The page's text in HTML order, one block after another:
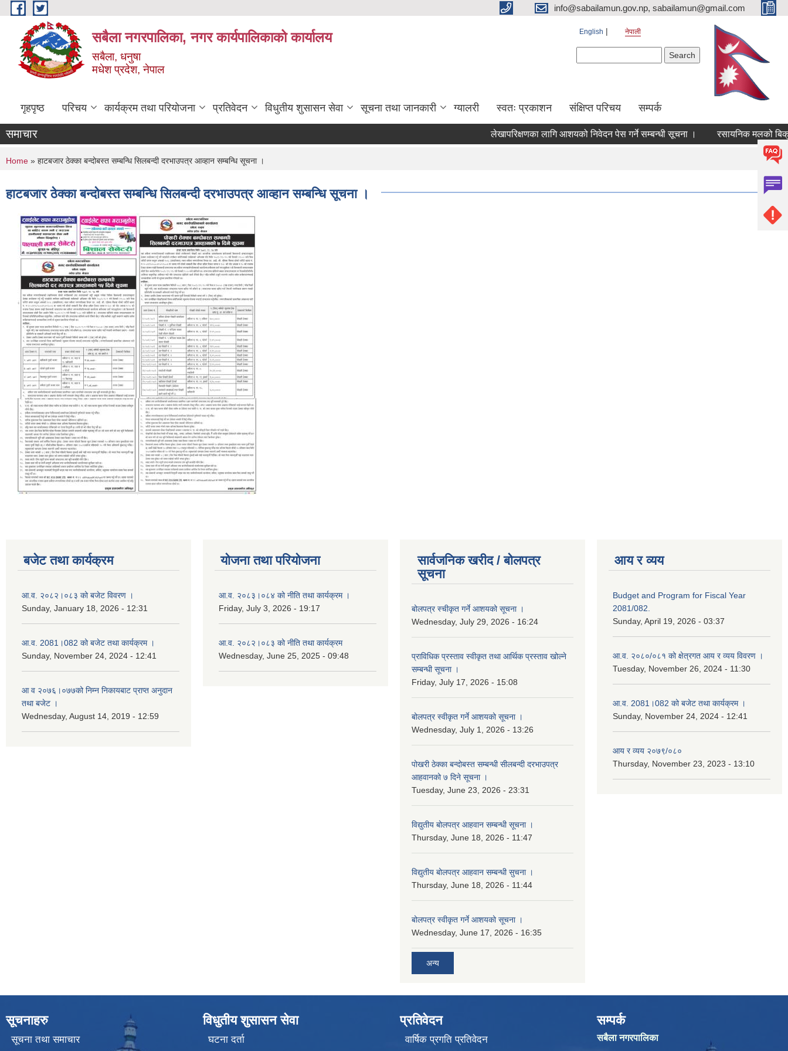
Skip to main content info@sabailamun.gov.np, sabailamun@gmail.com
सबैला नगरपालिका, नगर कार्यपालिकाको कार्यालय
सबैला, धनुषा
मधेश प्रदेश, नेपाल
English नेपाली
गृहपृष्ठ परिचय कार्यक्रम तथा परियोजना प्रतिवेदन विधुतीय शुसासन सेवा सूचना तथा जानकारी ग्यालरी स्वतः प्रकाशन संक्षिप्त परिचय सम्पर्क
समाचार लेखापरिक्षणका लागि आशयको निवेदन पेस गर्ने सम्बन्धी सूचना । रसायनिक मलको बिक्री
You are here
Home » हाटबजार ठेक्का बन्दोबस्त सम्बन्धि सिलबन्दी दरभाउपत्र आव्हान सम्बन्धि सूचना ।
हाटबजार ठेक्का बन्दोबस्त सम्बन्धि सिलबन्दी दरभाउपत्र आव्हान सम्बन्धि सूचना ।
बजेट तथा कार्यक्रम
आ.व. २०८२।०८३ को बजेट विवरण ।
Sunday, January 18, 2026 - 12:31
आ.व. 2081।082 को बजेट तथा कार्यक्रम ।
Sunday, November 24, 2024 - 12:41
आ‌ व २०७६।०७७को निम्न निकायबाट प्राप्त अनुदान
तथा बजेट ।
Wednesday, August 14, 2019 - 12:59
योजना तथा परियोजना
आ.व. २०८३।०८४ को नीति तथा कार्यक्रम ।
Friday, July 3, 2026 - 19:17
आ.व. २०८२।०८३ को नीति तथा कार्यक्रम
Wednesday, June 25, 2025 - 09:48
सार्वजनिक खरीद / बोलपत्र
सूचना
बोलपत्र स्चीकृत गर्ने आशयको सूचना ।
Wednesday, July 29, 2026 - 16:24
प्राविधिक प्रस्ताव स्वीकृत तथा आर्थिक प्रस्ताव खोल्ने
सम्बन्धी सूचना ।
Friday, July 17, 2026 - 15:08
बोलपत्र स्वीकृत गर्ने आशयको सूचना ।
Wednesday, July 1, 2026 - 13:26
पोखरी ठेक्का बन्दोबस्त सम्बन्धी सीलबन्दी दरभाउपत्र
आहवानको ७ दिने सूचना ।
Tuesday, June 23, 2026 - 23:31
विद्युतीय बोलपत्र आहवान सम्बन्धी सूचना ।
Thursday, June 18, 2026 - 11:47
विद्युतीय बोलपत्र आहवान सम्बन्धी सुचना ।
Thursday, June 18, 2026 - 11:44
बोलपत्र स्वीकृत गर्ने आशयको सूचना ।
Wednesday, June 17, 2026 - 16:35
अन्य
आय र व्यय
Budget and Program for Fiscal Year
2081/082.
Sunday, April 19, 2026 - 03:37
आ.व. २०८०/०८१ को क्षेत्रगत आय र व्यय विवरण ।
Tuesday, November 26, 2024 - 11:30
आ.व. 2081।082 को बजेट तथा कार्यक्रम ।
Sunday, November 24, 2024 - 12:41
आय र व्यय २०७९/०८०
Thursday, November 23, 2023 - 13:10
सूचनाहरु
सूचना तथा समाचार
विधुतीय शुसासन सेवा
घटना दर्ता
प्रतिवेदन
वार्षिक प्रगति प्रतिवेदन
सम्पर्क
सबैला नगरपालिका